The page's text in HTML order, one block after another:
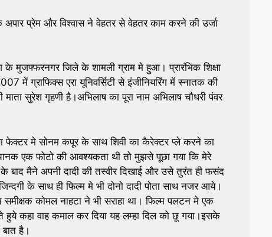
प्रेम और विश्वास ने वेहतर से वेहतर काम करने की उर्जा
मुजफ्फरनगर जिले के शामली ग्राम मे हुआ। प्रारंभिक शिक्षा
में ग्राफिक्स एरा यूनिवर्सिटी से इंजीनियरिंग में स्नातक की
सुरेश गृहणी है।अभिलाष का पूरा नाम अभिलाष चौधरी पंवर
फेक्टर मे सोनम कपूर के साथ शिवी का कैरेक्टर प्ले करने का
एक फोटो की आवश्यकता थी तो मुझसे पूछा गया कि मेरे
बाद मैने अपनी दादी की तस्वीर दिखाई और उसे तुरंत ही फसंद
के साथ ही फिल्म मे भी दोनो दादी पोता साथ नजर आये।
कोमल नाहटा ने भी सराहा था। फिल्म पलटन मे एक
हुये कहा वाह कमाल कर दिया यह लम्हा दिल को छू गया।इसके
बात है।